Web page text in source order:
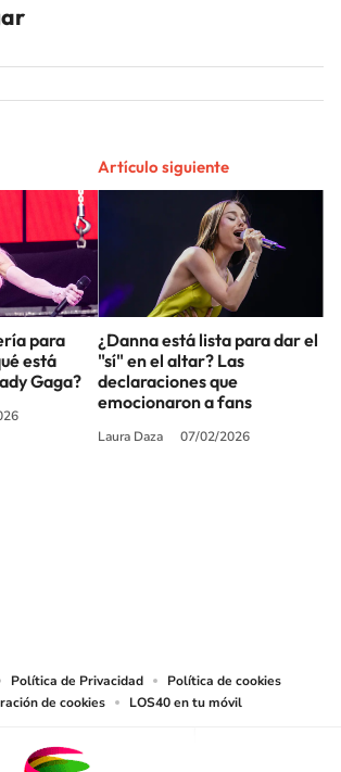
para
está
Gaga?
Artículo siguiente
¿Danna está lista para dar el
"sí" en el altar? Las
declaraciones que
emocionaron a fans
Laura Daza 07/02/2026
Política de Privacidad
Política de cookies
de cookies
LOS40 en tu móvil